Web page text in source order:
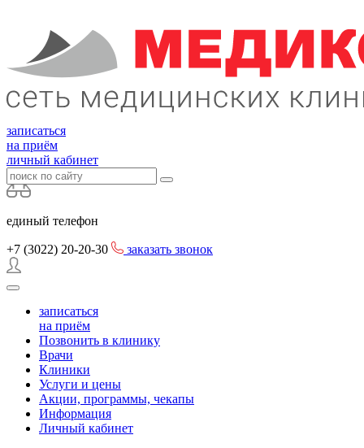
записаться
на приём
личный кабинет
единый телефон
+7 (3022) 20-20-30 заказать звонок
записаться
на приём
Позвонить в клинику
Врачи
Клиники
Услуги и цены
Акции, программы, чекапы
Информация
Личный кабинет